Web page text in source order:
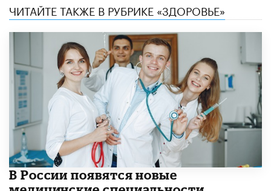
ЧИТАЙТЕ ТАКЖЕ В РУБРИКЕ «ЗДОРОВЬЕ»
В России появятся новые